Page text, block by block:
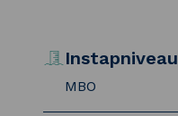
Instapniveau
MBO